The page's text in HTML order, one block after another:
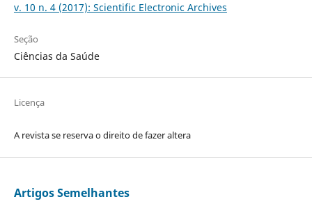
v. 10 n. 4 (2017): Scientific Electronic Archives
Seção
Ciências da Saúde
Licença
A revista se reserva o direito de fazer altera
Artigos Semelhantes